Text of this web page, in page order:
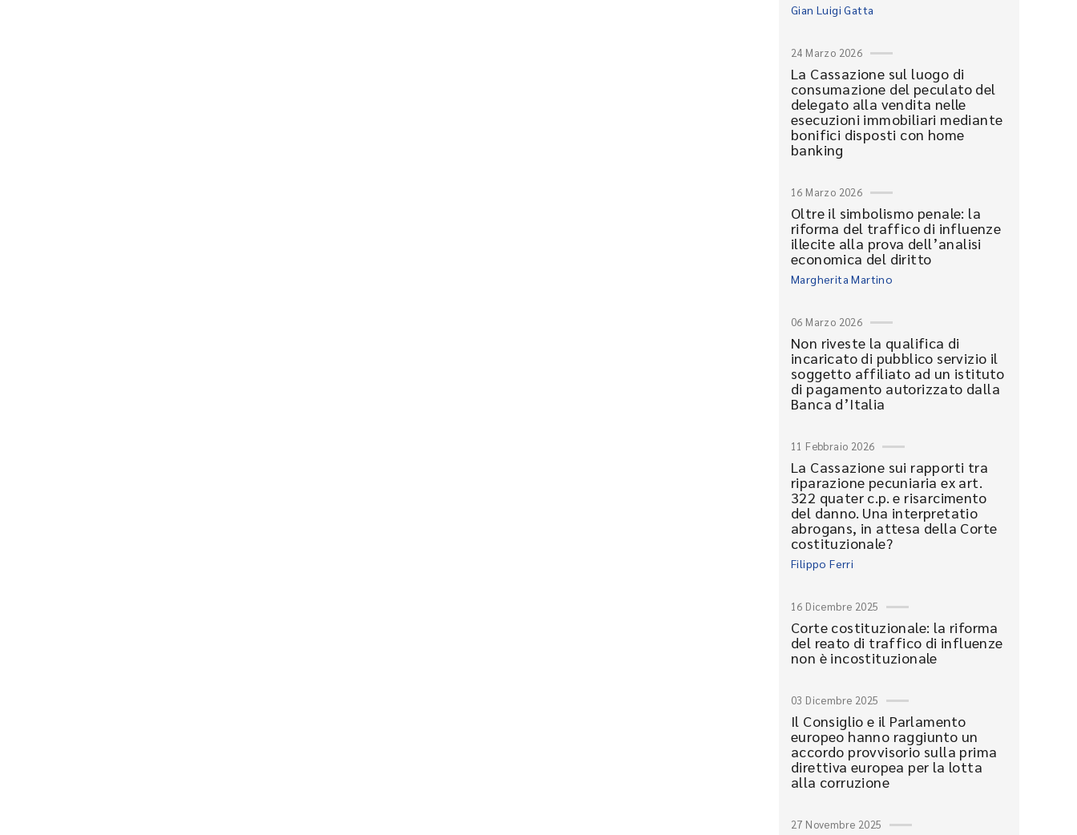
Gian Luigi Gatta
24 Marzo 2026
La Cassazione sul luogo di
consumazione del peculato del
delegato alla vendita nelle
esecuzioni immobiliari mediante
bonifici disposti con home
banking
16 Marzo 2026
Oltre il simbolismo penale: la
riforma del traffico di influenze
illecite alla prova dell’analisi
economica del diritto
Margherita Martino
06 Marzo 2026
Non riveste la qualifica di
incaricato di pubblico servizio il
soggetto affiliato ad un istituto
di pagamento autorizzato dalla
Banca d’Italia
11 Febbraio 2026
La Cassazione sui rapporti tra
riparazione pecuniaria ex art.
322 quater c.p. e risarcimento
del danno. Una interpretatio
abrogans, in attesa della Corte
costituzionale?
Filippo Ferri
16 Dicembre 2025
Corte costituzionale: la riforma
del reato di traffico di influenze
non è incostituzionale
03 Dicembre 2025
Il Consiglio e il Parlamento
europeo hanno raggiunto un
accordo provvisorio sulla prima
direttiva europea per la lotta
alla corruzione
27 Novembre 2025